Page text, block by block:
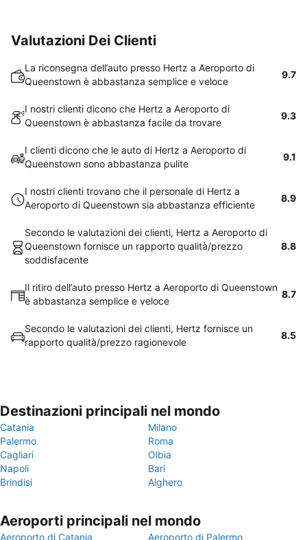
Valutazioni Dei Clienti
La riconsegna dell’auto presso Hertz a Aeroporto di
Queenstown è abbastanza semplice e veloce
9.7
I nostri clienti dicono che Hertz a Aeroporto di
Queenstown è abbastanza facile da trovare
9.3
I clienti dicono che le auto di Hertz a Aeroporto di
Queenstown sono abbastanza pulite
9.1
I nostri clienti trovano che il personale di Hertz a
Aeroporto di Queenstown sia abbastanza efficiente
8.9
Secondo le valutazioni dei clienti, Hertz a Aeroporto di
Queenstown fornisce un rapporto qualità/prezzo
soddisfacente
8.8
Il ritiro dell’auto presso Hertz a Aeroporto di Queenstown
è abbastanza semplice e veloce
8.7
Secondo le valutazioni dei clienti, Hertz fornisce un
rapporto qualità/prezzo ragionevole
8.5
Destinazioni principali nel mondo
Catania
Milano
Palermo
Roma
Cagliari
Olbia
Napoli
Bari
Brindisi
Alghero
Aeroporti principali nel mondo
Aeroporto di Catania Aeroporto di Palermo